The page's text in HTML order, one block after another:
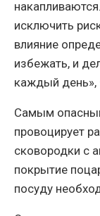
исключить
влияние
избежать, и
каждый день»,
Самым
провоцирует
сковородки с
покрытие
посуду